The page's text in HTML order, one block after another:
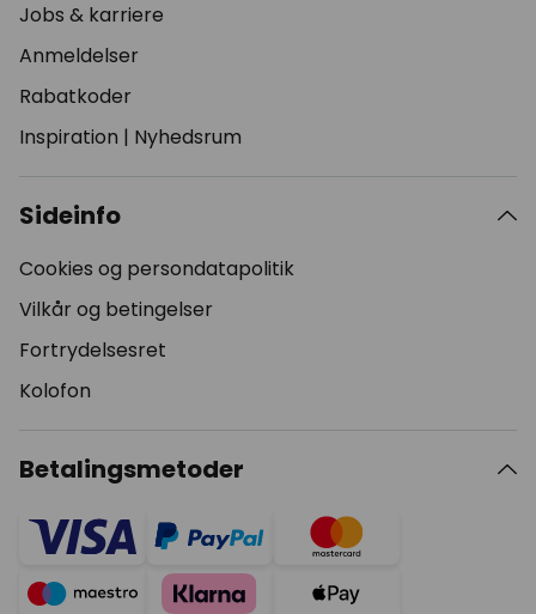
Jobs & karriere
Anmeldelser
Rabatkoder
Inspiration | Nyhedsrum
Sideinfo
Cookies og persondatapolitik
Vilkår og betingelser
Fortrydelsesret
Kolofon
Betalingsmetoder